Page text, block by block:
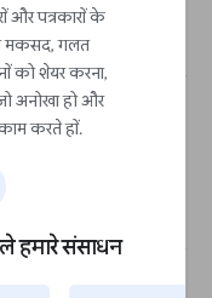
और पत्रकारों के
मकसद, गलत
को शेयर करना,
अनोखा हो और
करते हों.
हमारे संसाधन